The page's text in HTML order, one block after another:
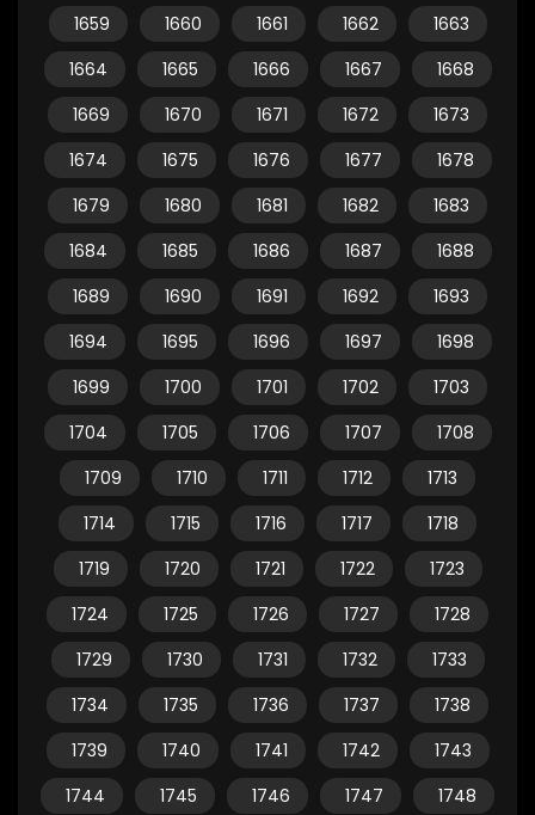
1659
1660 1661 1662
1663
1664
1665 1666 1667
1668
1669
1670 1671 1672
1673
1674
1675 1676 1677
1678
1679
1680 1681 1682
1683
1684
1685 1686 1687
1688
1689
1690 1691 1692
1693
1694
1695 1696 1697
1698
1699
1700 1701 1702
1703
1704
1705 1706 1707
1708
1709
1710 1711 1712
1713
1714
1715 1716 1717
1718
1719
1720 1721 1722
1723
1724
1725 1726 1727
1728
1729
1730 1731 1732
1733
1734
1735 1736 1737
1738
1739
1740 1741 1742
1743
1744
1745 1746 1747
1748